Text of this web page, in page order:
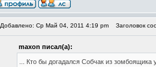
Добавлено: Ср Май 04, 2011 4:19 pm Заголовок
maxon писал(а):
... Кто бы догадался Собчак из зомбоящика